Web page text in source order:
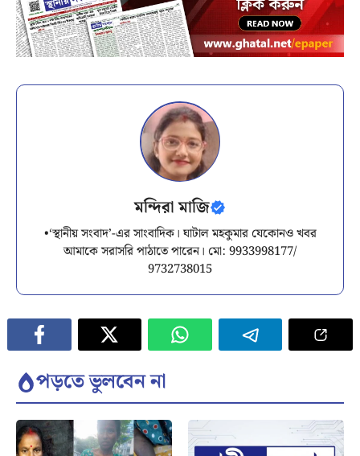
মন্দিরা মাজি
•‘স্থানীয় সংবাদ’-এর সাংবাদিক। ঘাটাল মহকুমার যেকোনও খবর
আমাকে সরাসরি পাঠাতে পারেন। মো: 9933998177/
9732738015
পড়তে ভুলবেন না